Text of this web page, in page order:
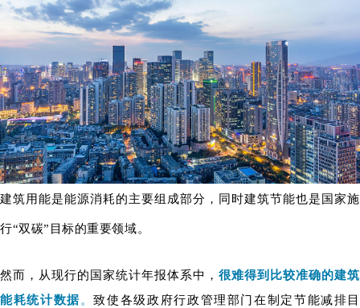
建筑用能是能源消耗的主要组成部分，同时建筑节能也是国家施
行“双碳”目标的重要领域。
然而，从现行的国家统计年报体系中，很难得到比较准确的建筑
能耗统计数据。致使各级政府行政管理部门在制定节能减排目